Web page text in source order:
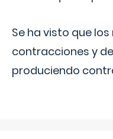
Se ha visto que
contracciones y
produciendo